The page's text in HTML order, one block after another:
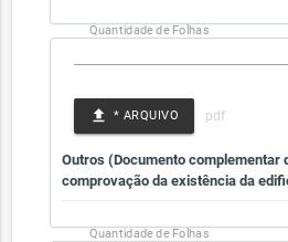
Quantidade de Folhas
* ARQUIVO
file_upload
Outros (Documento complementar
comprovação da existência da
Quantidade de Folhas